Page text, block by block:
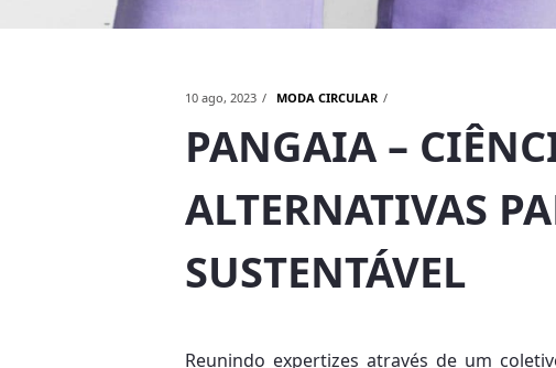
10 ago, 2023 MODA CIRCULAR
PANGAIA –
ALTERNATIVAS
SUSTENTÁVEL
Reunindo expertizes através de um